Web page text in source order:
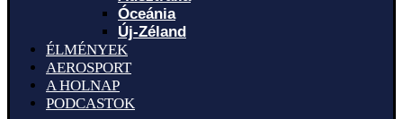
Óceánia
Új-Zéland
ÉLMÉNYEK
AEROSPORT
A HOLNAP
PODCASTOK